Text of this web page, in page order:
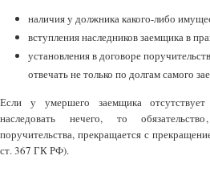
наличия у должника какого-либо
вступления наследников заемщика в
установления в договоре
отвечать не только по долгам самого
Если у умершего заемщика
наследовать нечего, то
поручительства, прекращается с
ст. 367 ГК РФ).